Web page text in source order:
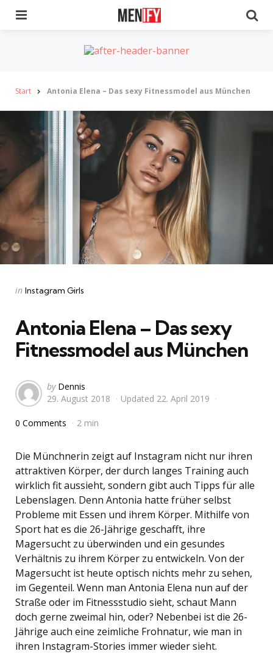
Start Antonia Elena – Das sexy Fitnessmodel aus München
Categories
Posted
in Instagram Girls
Antonia Elena – Das sexy
Fitnessmodel aus München
Posted
by
by Dennis
29. August 2018
Updated 22. April 2019
0 Comments 2 min
Die Münchnerin zeigt auf Instagram nicht nur ihren
attraktiven Körper, der durch langes Training auch
wirklich fit aussieht, sondern gibt auch Tipps für alle
Lebenslagen. Denn Antonia hatte früher selbst
Probleme mit Essen und ihrem Körper. Mithilfe von
Sport hat es die 26-Jährige geschafft, ihre
Magersucht zu überwinden und ein gesundes
Verhältnis zu ihrem Körper zu entwickeln. Von der
Magersucht ist heute optisch nichts mehr zu sehen,
im Gegenteil. Wenn man Antonia Elena nun auf der
Straße oder im Fitnessstudio sieht, schaut Mann
doch gerne zweimal hin, oder? Nebenbei ist die 26-
Jährige auch eine zeimliche Frohnatur, wie man in
ihren Instagram-Stories immer wieder sieht.